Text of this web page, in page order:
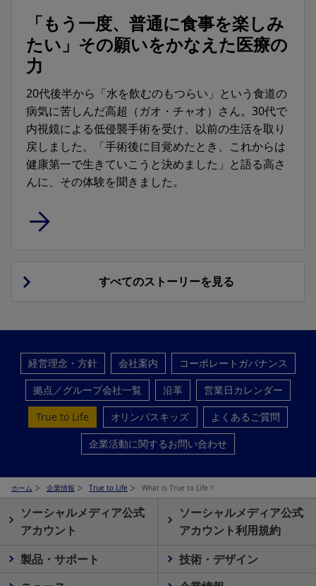
「もう一度、普通に食事を楽しみ
たい」その願いをかなえた医療の
力
20代後半から「水を飲むのもつらい」という食道の
病気に苦しんだ高超（ガオ・チャオ）さん。30代で
内視鏡による低侵襲手術を受け、以前の生活を取り
戻しました。「手術後に目覚めたとき、これからは
健康第一で生きていこうと決めました」と語る高さ
んに、その体験を聞きました。
すべてのストーリーを見る
経営理念・方針 会社案内
コーポレートガバナンス
拠点／グループ会社一覧
沿革
営業日カレンダー
True to Life
オリンパスキッズ
よくあるご質問
企業活動に関するお問い合わせ
ホーム 企業情報 True to Life What is True to Life？
ソーシャルメディア公式
アカウント
ソーシャルメディア公式
アカウント利用規約
製品・サポート
技術・デザイン